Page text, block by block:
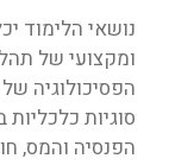
נושאי הלימוד
ומקצועי של
הפסיכולוגיה
סוגיות
הפנסיה והמס,